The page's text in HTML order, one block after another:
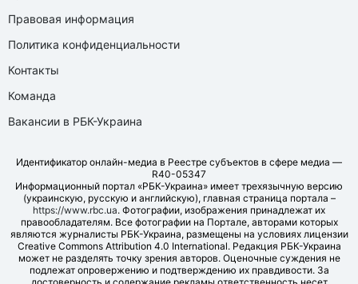
Правовая информация
Политика конфиденциальности
Контакты
Команда
Вакансии в РБК-Украина
Идентификатор онлайн-медиа в Реестре субъектов в сфере медиа —
R40-05347
Информационный портал «РБК-Украина» имеет трехязычную версию
(украинскую, русскую и английскую), главная страница портала –
https://www.rbc.ua. Фотографии, изображения принадлежат их
правообладателям. Все фотографии на Портале, авторами которых
являются журналисты РБК-Украина, размещены на условиях лицензии
Creative Commons Attribution 4.0 International. Редакция РБК-Украина
может не разделять точку зрения авторов. Оценочные суждения не
подлежат опровержению и подтверждению их правдивости. За